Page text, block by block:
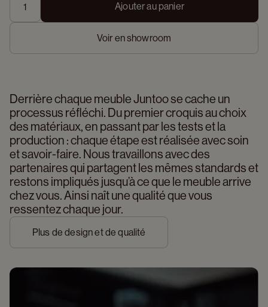
Ajouter au panier
Voir en showroom
Derrière chaque meuble Juntoo se cache un
processus réfléchi. Du premier croquis au choix
des matériaux, en passant par les tests et la
production : chaque étape est réalisée avec soin
et savoir-faire. Nous travaillons avec des
partenaires qui partagent les mêmes standards et
restons impliqués jusqu’à ce que le meuble arrive
chez vous. Ainsi naît une qualité que vous
ressentez chaque jour.
Plus de design et de qualité